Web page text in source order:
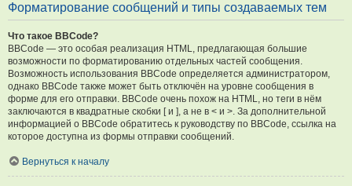
Форматирование сообщений и типы создаваемых тем
Что такое BBCode?
BBCode — это особая реализация HTML, предлагающая большие
возможности по форматированию отдельных частей сообщения.
Возможность использования BBCode определяется администратором,
однако BBCode также может быть отключён на уровне сообщения в
форме для его отправки. BBCode очень похож на HTML, но теги в нём
заключаются в квадратные скобки [ и ], а не в < и >. За дополнительной
информацией о BBCode обратитесь к руководству по BBCode, ссылка на
которое доступна из формы отправки сообщений.
Вернуться к началу